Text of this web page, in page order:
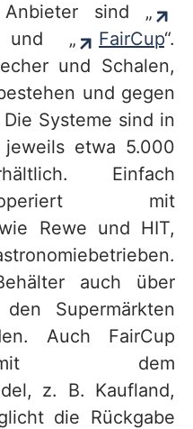
sind „
„ FairCup“.
und Schalen,
und gegen
Systeme sind in
etwa 5.000
Einfach
mit
Rewe und HIT,
auch über
Supermärkten
Auch FairCup
dem
z. B. Kaufland,
die Rückgabe